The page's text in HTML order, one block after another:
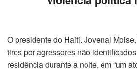
O presidente do Haiti, Jovenal
tiros por agressores não
residência durante a noite, em “um